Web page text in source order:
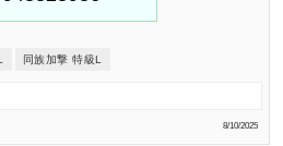
同族加撃 特級L
8/10/2025